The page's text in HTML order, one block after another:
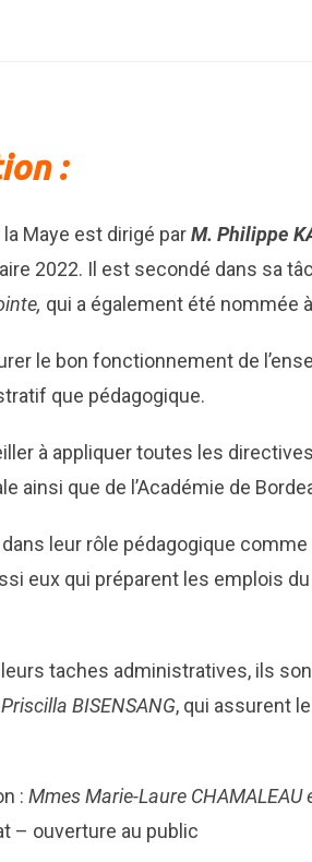
:
Maye est dirigé parM. Philippe
2022. Il est secondé dans sa
qui a également été nommée
le bon fonctionnement de
que pédagogique.
à appliquer toutes les
ainsi que de l’Académie de
leur rôle pédagogique
eux qui préparent les emplois
taches administratives, ils
BISENSANG, qui assurent
: Mmes Marie-Laure CHAMALEAU
– ouverture au public